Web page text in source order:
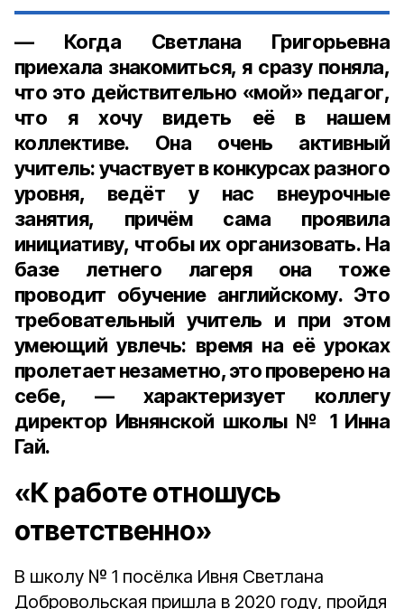
— Когда Светлана Григорьевна
приехала знакомиться, я сразу поняла,
что это действительно «мой» педагог,
что я хочу видеть её в нашем
коллективе. Она очень активный
учитель: участвует в конкурсах разного
уровня, ведёт у нас внеурочные
занятия, причём сама проявила
инициативу, чтобы их организовать. На
базе летнего лагеря она тоже
проводит обучение английскому. Это
требовательный учитель и при этом
умеющий увлечь: время на её уроках
пролетает незаметно, это проверено на
себе, — характеризует коллегу
директор Ивнянской школы № 1 Инна
Гай.
«К работе отношусь
ответственно»
В школу № 1 посёлка Ивня Светлана
Добровольская пришла в 2020 году, пройдя